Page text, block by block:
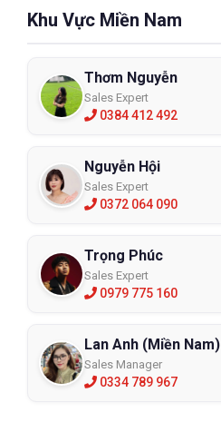
Khu Vực Miền Nam
Thơm Nguyễn
Sales Expert
0384 412 492
Nguyễn Hội
Sales Expert
0372 064 090
Trọng Phúc
Sales Expert
0979 775 160
Lan Anh (Miền Nam)
Sales Manager
0334 789 967